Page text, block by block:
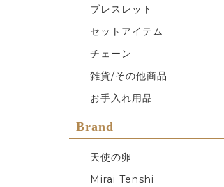
ブレスレット
セットアイテム
チェーン
雑貨/その他商品
お手入れ用品
Brand
天使の卵
Mirai Tenshi